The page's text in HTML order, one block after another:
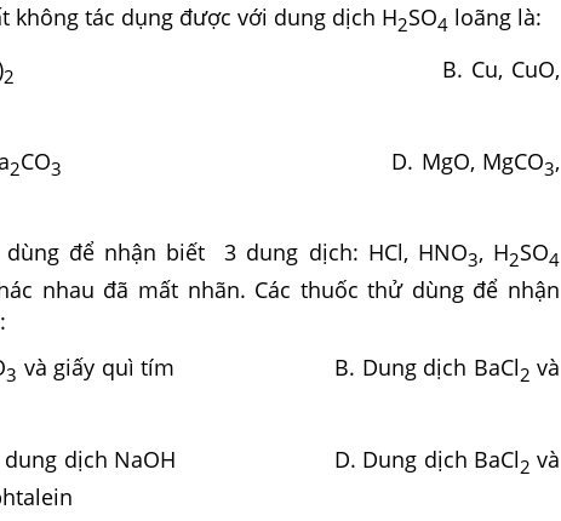
không tác dụng được với dung dịch H2SO4 loãng là:
2
B. Cu, CuO,
2CO3 D. MgO, MgCO3,
để nhận biết 3 dung dịch: HCl, HNO3, H2SO4
nhau đã mất nhãn. Các thuốc thử dùng để nhận
3 và giấy quì tím B. Dung dịch BaCl2 và
và dung dịch NaOH D. Dung dịch BaCl2 và